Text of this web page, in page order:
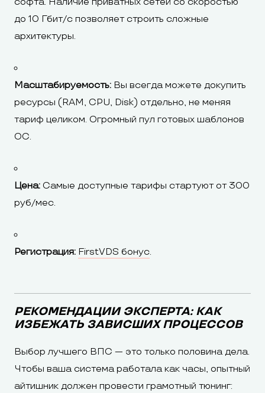
до 10 Гбит/с позволяет строить сложные
архитектуры.
Масштабируемость: Вы всегда можете докупить
ресурсы (RAM, CPU, Disk) отдельно, не меняя
тариф целиком. Огромный пул готовых шаблонов
ОС.
Цена: Самые доступные тарифы стартуют от 300
руб/мес.
Регистрация: FirstVDS бонус.
РЕКОМЕНДАЦИИ ЭКСПЕРТА: КАК
ИЗБЕЖАТЬ ЗАВИСШИХ ПРОЦЕССОВ
Выбор лучшего ВПС — это только половина дела.
Чтобы ваша система работала как часы, опытный
айтишник должен провести грамотный тюнинг: